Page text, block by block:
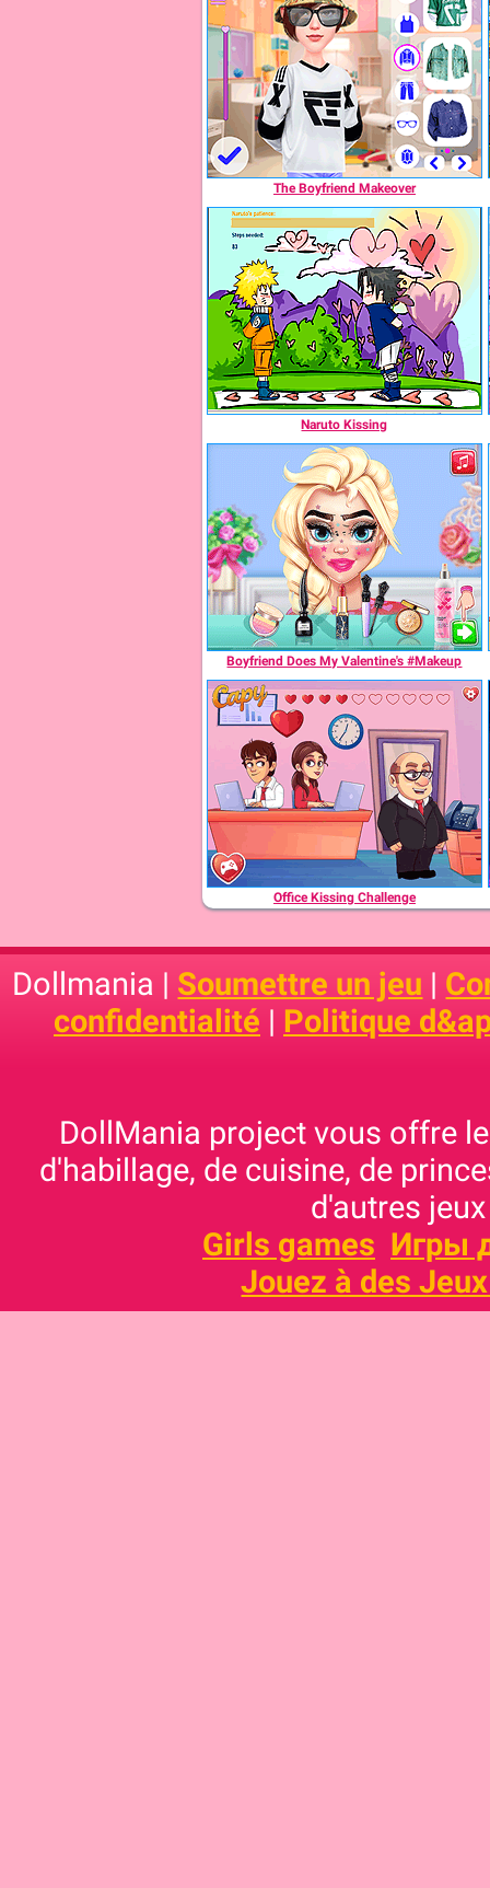
The Boyfriend Makeover
Naruto Kissing
Boyfriend Does My Valentine's #Makeup
Office Kissing Challenge
Dollmania | Soumettre un jeu |
confidentialité | Politique
DollMania project vous offre
d'habillage, de cuisine, de
d'autres
Girls games Игры
Jouez à des